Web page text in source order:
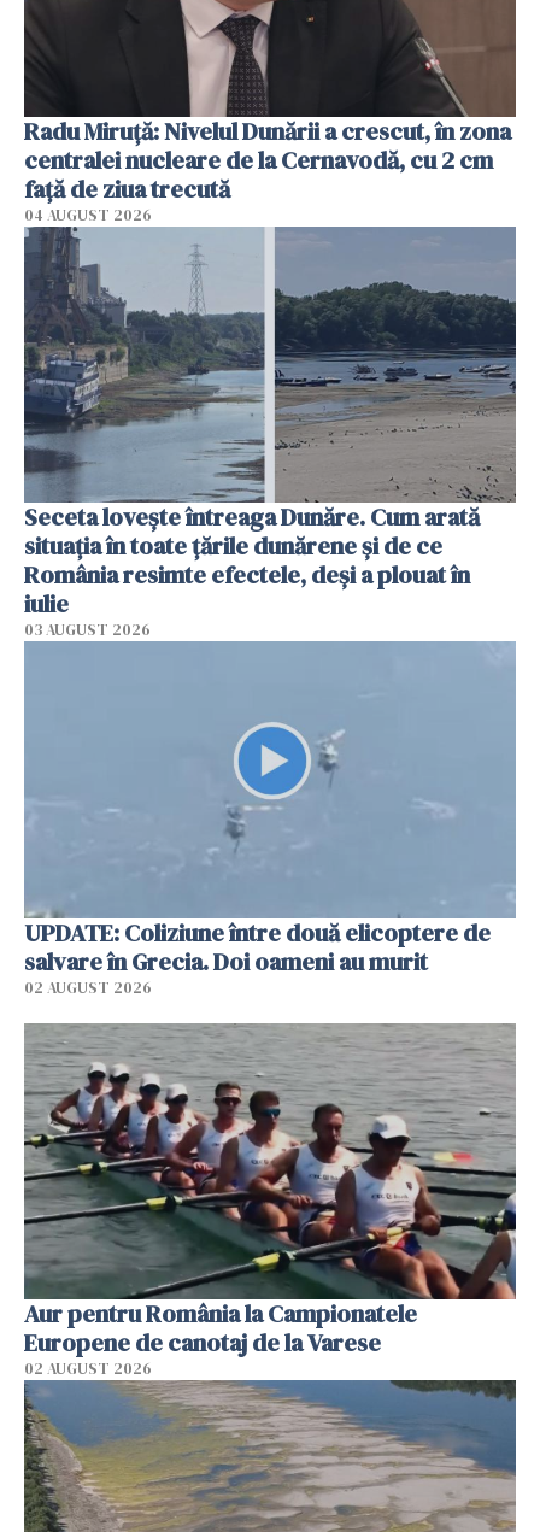
Radu Miruţă: Nivelul Dunării a crescut, în zona
centralei nucleare de la Cernavodă, cu 2 cm
faţă de ziua trecută
04 AUGUST 2026
Seceta lovește întreaga Dunăre. Cum arată
situația în toate țările dunărene și de ce
România resimte efectele, deși a plouat în
iulie
03 AUGUST 2026
UPDATE: Coliziune între două elicoptere de
salvare în Grecia. Doi oameni au murit
02 AUGUST 2026
Aur pentru România la Campionatele
Europene de canotaj de la Varese
02 AUGUST 2026